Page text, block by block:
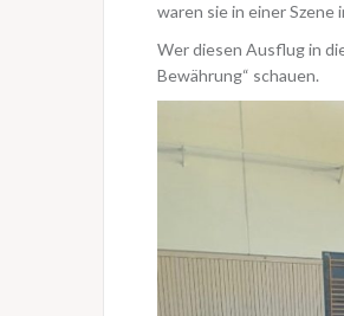
waren sie in einer
Wer diesen Ausflug in
Bewährung“ schauen.